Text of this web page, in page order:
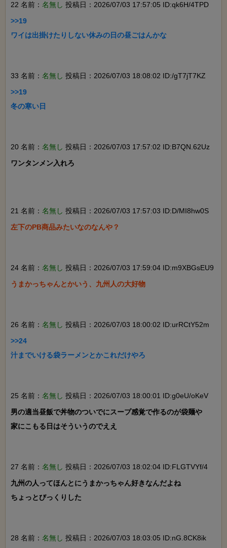
22 名前： 名無し 投稿日：2026/07/03 17:57:05 ID:qk6H/4TPD
>>19
ワイは出掛けたりしない休みの日の昼ごはんかな
33 名前： 名無し 投稿日：2026/07/03 18:08:02 ID:/gT7jT7KZ
>>19
冬の寒い日
20 名前： 名無し 投稿日：2026/07/03 17:57:02 ID:B7QN.62Uz
ワンタンメン入れろ
21 名前： 名無し 投稿日：2026/07/03 17:57:03 ID:D/MI8hw0S
左下のPB商品みたいなのなんや？
24 名前： 名無し 投稿日：2026/07/03 17:59:04 ID:m9XBGsEU9
うまかっちゃんとかいう、九州人の大好物
26 名前： 名無し 投稿日：2026/07/03 18:00:02 ID:urRCtY52m
>>24
汁までいける袋ラーメンとかこれだけやろ
25 名前： 名無し 投稿日：2026/07/03 18:00:01 ID:g0eU/oKeV
男の適当昼飯で丼物のついでにスープ感覚で作るのが袋麺や
家にこもる日はそういうのでええ
27 名前： 名無し 投稿日：2026/07/03 18:02:04 ID:FLGTVYf/4
九州の人ってほんとにうまかっちゃん好きなんだよね
ちょっとびっくりした
28 名前： 名無し 投稿日：2026/07/03 18:03:05 ID:nG.8CK8ik